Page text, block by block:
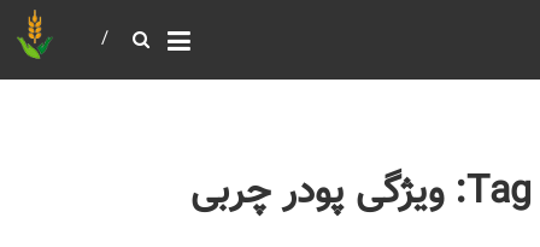
Tag: ویژگی پودر چربی